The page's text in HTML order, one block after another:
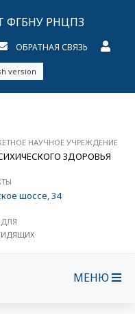
РНЦПЗ
ОБРАТНАЯ СВЯЗЬ
version
НАУЧНОЕ УЧРЕЖДЕНИЕ
ЗДОРОВЬЯ
шоссе, 34
ДЛЯ
МЕНЮ